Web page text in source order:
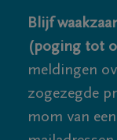
Blijf
(poging tot
meldingen
zogezegde
mom van